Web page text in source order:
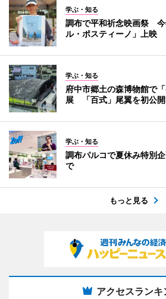
学ぶ・知る
調布で平和祈念映画祭 今
ル・ポスティーノ」上映
学ぶ・知る
府中市郷土の森博物館で
展 「百式」尾翼を初公開
学ぶ・知る
調布パルコで夏休み特別
で
もっと見る
アクセスランキ